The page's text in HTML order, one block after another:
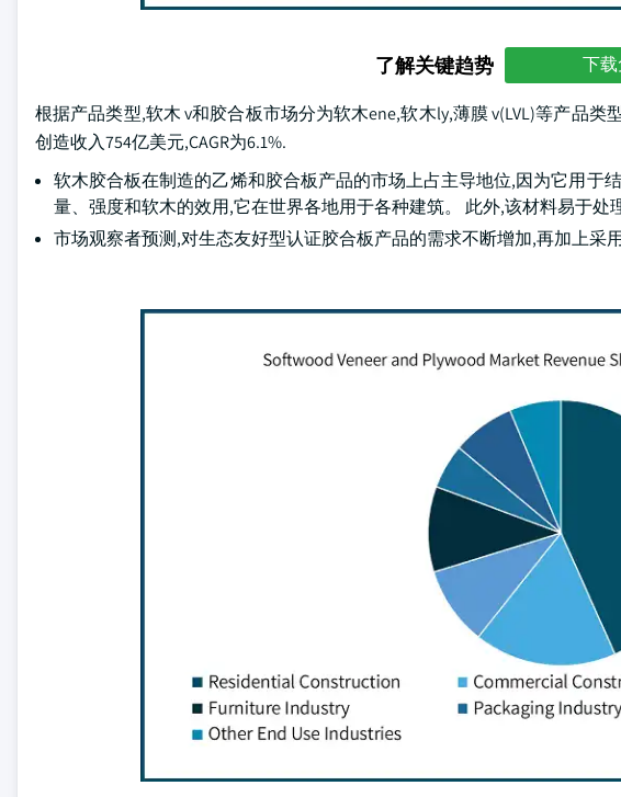
了解关键趋势 下载
根据产品类型,软木 v和胶合板市场分为软木ene,软木ly,薄膜 v(LVL)等产品类
创造收入754亿美元,CAGR为6.1%.
软木胶合板在制造的乙烯和胶合板产品的市场上占主导地位,因为它用于
量、强度和软木的效用,它在世界各地用于各种建筑。 此外,该材料易于处
市场观察者预测,对生态友好型认证胶合板产品的需求不断增加,再加上采